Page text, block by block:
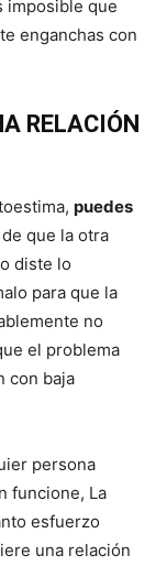
imposible que
enganchas con
RELACIÓN
puedes
de que la otra
diste lo
para que la
no
el problema
con baja
persona
funcione, La
esfuerzo
una relación